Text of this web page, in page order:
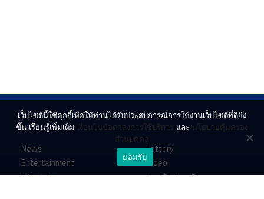
News
Entertainment
Lifestyle
Lottery
Video
ร่วมด้วยช่วยกัน
เว็บไซต์นี้ใช้คุกกี้เพื่อให้ท่านได้รับประสบการณ์การใช้งานเว็บไซต์ที่ดียิ่ง
ขึ้น เรียนรู้เพิ่มเติม เงื่อนไขข้อตกลงการใช้บริการ และ นโยบายคุ้มครอง
ส่วนบุคคล
ยอมรับ